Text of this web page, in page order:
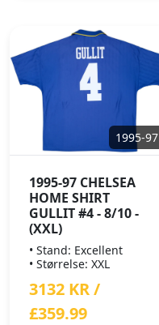
1995-97
1995-97 CHELSEA
HOME SHIRT
GULLIT #4 - 8/10 -
(XXL)
• Stand: Excellent
• Størrelse: XXL
3132 KR /
£359.99